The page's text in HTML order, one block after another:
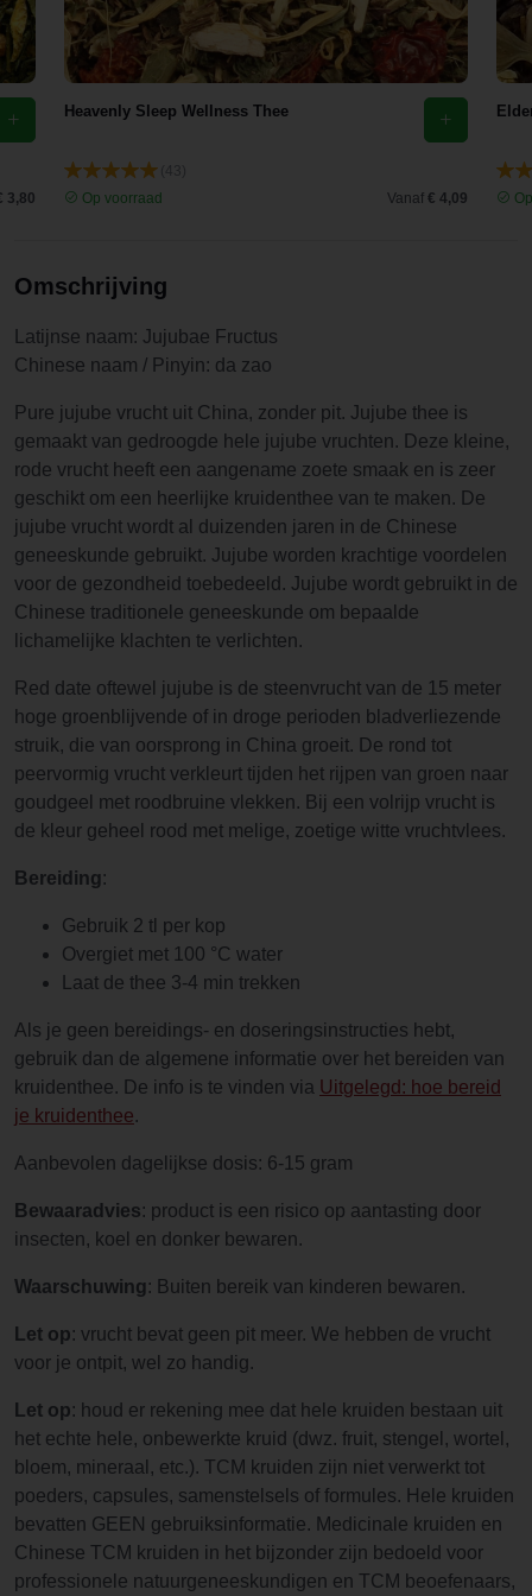
verzending.
voor de zon
verdwijnen
ook nog
eens heel
stukjes
snijden
dacht ik
wel dat ze
behoorlijk
hard
waren,
maar na
een
kwartiertje
trekken in
isoleerbeke
r was alles
heerlijk
zacht
geworden.
voor de zon
verdwijnen
ook nog
eens heel
lekker
toch
dacht ik
wel dat ze
behoorlijk
hard
waren,
maar na
een
kwartiertje
isoleerbeke
r was alles
heerlijk
zacht
geworden.
3,80
Heavenly Sleep Wellness Thee
Op voorraad
Vanaf € 4,09
Omschrijving
Latijnse naam: Jujubae Fructus
Chinese naam / Pinyin: da zao
Pure jujube vrucht uit China, zonder pit. Jujube thee is
gemaakt van gedroogde hele jujube vruchten. Deze kleine,
rode vrucht heeft een aangename zoete smaak en is zeer
geschikt om een heerlijke kruidenthee van te maken. De
jujube vrucht wordt al duizenden jaren in de Chinese
geneeskunde gebruikt. Jujube worden krachtige voordelen
voor de gezondheid toebedeeld. Jujube wordt gebruikt in de
Chinese traditionele geneeskunde om bepaalde
lichamelijke klachten te verlichten.
Red date oftewel jujube is de steenvrucht van de 15 meter
hoge groenblijvende of in droge perioden bladverliezende
struik, die van oorsprong in China groeit. De rond tot
peervormig vrucht verkleurt tijden het rijpen van groen naar
goudgeel met roodbruine vlekken. Bij een volrijp vrucht is
de kleur geheel rood met melige, zoetige witte vruchtvlees.
Bereiding:
Gebruik 2 tl per kop
Overgiet met 100 °C water
Laat de thee 3-4 min trekken
Als je geen bereidings- en doseringsinstructies hebt,
gebruik dan de algemene informatie over het bereiden van
kruidenthee. De info is te vinden via Uitgelegd: hoe bereid
je kruidenthee.
Aanbevolen dagelijkse dosis: 6-15 gram
Bewaaradvies: product is een risico op aantasting door
insecten, koel en donker bewaren.
Waarschuwing: Buiten bereik van kinderen bewaren.
Let op: vrucht bevat geen pit meer. We hebben de vrucht
voor je ontpit, wel zo handig.
Let op: houd er rekening mee dat hele kruiden bestaan uit
het echte hele, onbewerkte kruid (dwz. fruit, stengel, wortel,
bloem, mineraal, etc.). TCM kruiden zijn niet verwerkt tot
poeders, capsules, samenstelsels of formules. Hele kruiden
bevatten GEEN gebruiksinformatie. Medicinale kruiden en
Chinese TCM kruiden in het bijzonder zijn bedoeld voor
professionele natuurgeneeskundigen en TCM beoefenaars,